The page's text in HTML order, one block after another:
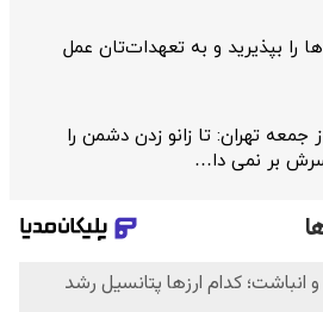
را بپذیرید و به تعهدات‌تان عمل
تهران: تا زانو زدن دشمن را
بر نمی دا…